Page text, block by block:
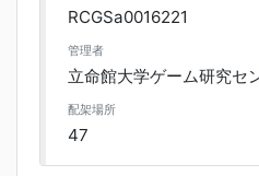
RCGSa0016221
管理者
立命館大学ゲーム研究セ
配架場所
47